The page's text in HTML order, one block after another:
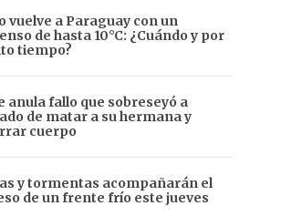
vuelve a Paraguay con un
de hasta 10°C: ¿Cuándo y por
tiempo?
anula fallo que sobreseyó a
de matar a su hermana y
cuerpo
y tormentas acompañarán el
de un frente frío este jueves